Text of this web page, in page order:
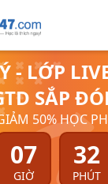
- LỚP
SẮP
50% HỌC
07
GIỜ
32
PHÚT